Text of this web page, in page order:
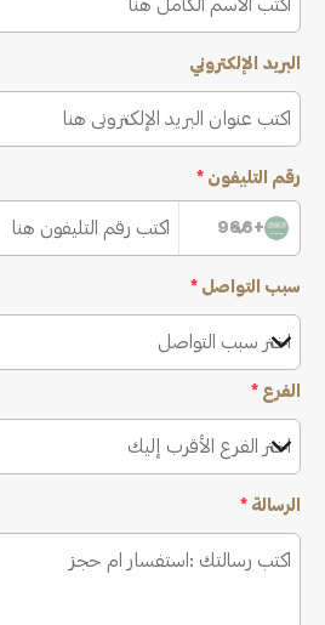
البريد الإلكتروني
رقم التليفون *
+966
سبب التواصل *
اختر سبب التواصل
الفرع *
اختر الفرع الأقرب إليك
الرسالة *